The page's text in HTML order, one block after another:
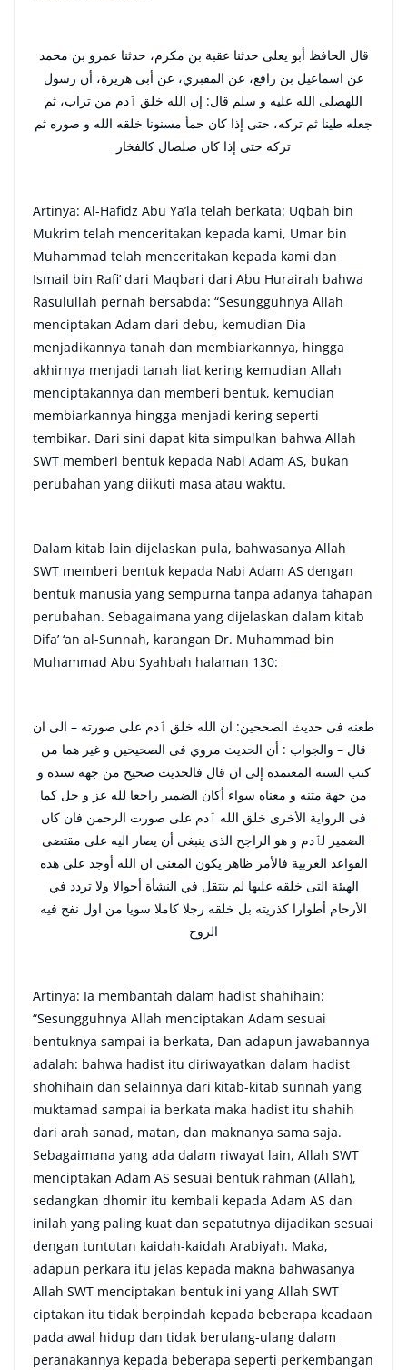
قال الحافظ أبو يعلى حدثنا عقبة بن مكرم، حدثنا عمرو بن محمد
عن اسماعيل بن رافع، عن المقبري، عن أبى هريرة، أن رسول
اللهصلى الله عليه و سلم قال: إن الله خلق ٱدم من تراب، ثم
جعله طينا ثم تركه، حتى إذا كان حمأ مسنونا خلقه الله و صوره ثم
تركه حتى إذا كان صلصال كالفخار
Artinya: Al-Hafidz Abu Ya’la telah berkata: Uqbah bin
Mukrim telah menceritakan kepada kami, Umar bin
Muhammad telah menceritakan kepada kami dan
Ismail bin Rafi’ dari Maqbari dari Abu Hurairah bahwa
Rasulullah pernah bersabda: “Sesungguhnya Allah
menciptakan Adam dari debu, kemudian Dia
menjadikannya tanah dan membiarkannya, hingga
akhirnya menjadi tanah liat kering kemudian Allah
menciptakannya dan memberi bentuk, kemudian
membiarkannya hingga menjadi kering seperti
tembikar. Dari sini dapat kita simpulkan bahwa Allah
SWT memberi bentuk kepada Nabi Adam AS, bukan
perubahan yang diikuti masa atau waktu.
Dalam kitab lain dijelaskan pula, bahwasanya Allah
SWT memberi bentuk kepada Nabi Adam AS dengan
bentuk manusia yang sempurna tanpa adanya tahapan
perubahan. Sebagaimana yang dijelaskan dalam kitab
Difa’ ‘an al-Sunnah, karangan Dr. Muhammad bin
Muhammad Abu Syahbah halaman 130:
طعنه فى حديث الصححين: ان الله خلق ٱدم على صورته – الى ان
قال – والجواب : أن الحديث مروي فى الصحيحين و غير هما من
كتب السنة المعتمدة إلى ان قال فالحديث صحيح من جهة سنده و
من جهة متنه و معناه سواء أكان الضمير راجعا لله عز و جل كما
فى الرواية الأخرى خلق الله ٱدم على صورت الرحمن فان كان
الضمير لٱدم و هو الراجح الذى ينبغى أن يصار اليه على مقتضى
القواعد العربية فالأمر ظاهر يكون المعنى ان الله أوجد على هذه
الهيئة التى خلقه عليها لم ينتقل في النشأة أحوالا ولا تردد في
الأرحام أطوارا كذريته بل خلقه رجلا كاملا سويا من اول نفخ فيه
الروح
Artinya: Ia membantah dalam hadist shahihain:
“Sesungguhnya Allah menciptakan Adam sesuai
bentuknya sampai ia berkata, Dan adapun jawabannya
adalah: bahwa hadist itu diriwayatkan dalam hadist
shohihain dan selainnya dari kitab-kitab sunnah yang
muktamad sampai ia berkata maka hadist itu shahih
dari arah sanad, matan, dan maknanya sama saja.
Sebagaimana yang ada dalam riwayat lain, Allah SWT
menciptakan Adam AS sesuai bentuk rahman (Allah),
sedangkan dhomir itu kembali kepada Adam AS dan
inilah yang paling kuat dan sepatutnya dijadikan sesuai
dengan tuntutan kaidah-kaidah Arabiyah. Maka,
adapun perkara itu jelas kepada makna bahwasanya
Allah SWT menciptakan bentuk ini yang Allah SWT
ciptakan itu tidak berpindah kepada beberapa keadaan
pada awal hidup dan tidak berulang-ulang dalam
peranakannya kepada beberapa seperti perkembangan